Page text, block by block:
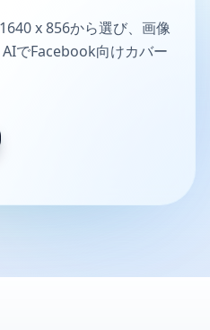
x 856から選び、画像
でFacebook向けカバー